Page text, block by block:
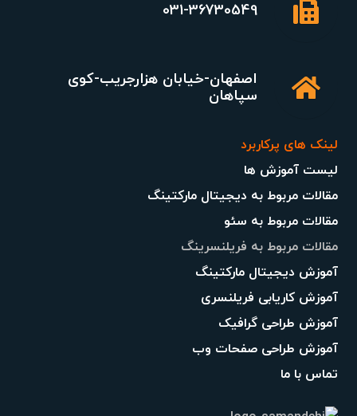
031-36730549
اصفهان-خیابان هزارجریب-کوی
سپاهان
لینک های پرکاربرد
لیست آموزش ها
مقالات مربوط به دیجیتال مارکتینگ
مقالات مربوط به سئو
مقالات مربوط به فریلنسرینگ
آموزش دیجیتال مارکتینگ
آموزش کاریابی فریلنسری
آموزش طراحی گرافیک
آموزش طراحی صفحات وب
تماس با ما